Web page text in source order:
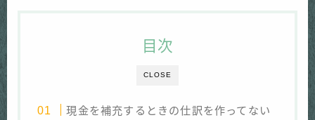
CLOSE
目次
現金を補充するときの仕訳を作ってない